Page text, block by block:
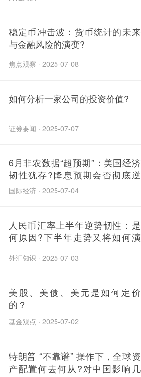
稳定币冲击波：货币统计的未来
与金融风险的演变?
焦点观察 · 2025-07-08
如何分析一家公司的投资价值?
证券要闻 · 2025-07-07
6月非农数据“超预期”：美国经济
韧性犹存?降息预期会否彻底逆
转?
国际经济 · 2025-07-04
人民币汇率上半年逆势韧性：是
何原因?下半年走势又将如何演
外汇知识 · 2025-07-03
美股、美债、美元是如何定价
的？
基金观点 · 2025-07-02
特朗普 “不靠谱” 操作下，全球资
产配置何去何从?对中国影响几